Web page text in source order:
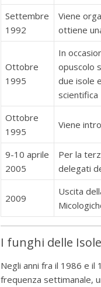
Settembre
1992
Viene
ottiene
Ottobre
1995
In
opuscolo
due isole
scientifica
Ottobre
1995
Viene
9-10 aprile
2005
Per la
delegati
2009
Uscita
I funghi delle
Negli anni fra il 1986 e
frequenza settimanale,